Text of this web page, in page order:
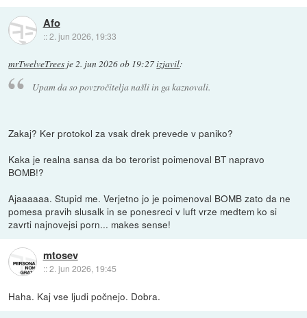
Afo
::2. jun 2026, 19:33
mrTwelveTrees je2. jun 2026 ob 19:27izjavil:
Upam da so povzročitelja našli in ga kaznovali.
Zakaj? Ker protokol za vsak drek prevede v paniko?
Kaka je realna sansa da bo terorist poimenoval BT napravo
BOMB!?
Ajaaaaaa. Stupid me. Verjetno jo je poimenoval BOMB zato da ne
pomesa pravih slusalk in se ponesreci v luft vrze medtem ko si
zavrti najnovejsi porn... makes sense!
mtosev
::2. jun 2026, 19:45
Haha. Kaj vse ljudi počnejo. Dobra.